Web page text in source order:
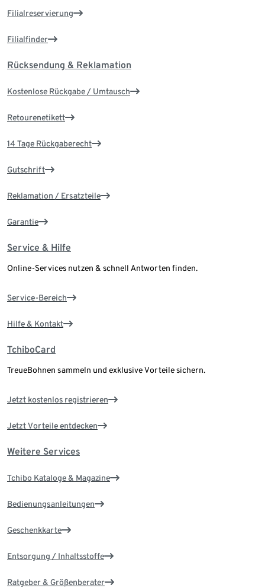
Filialreservierung
Filialfinder
Rücksendung & Reklamation
Kostenlose Rückgabe / Umtausch
Retourenetikett
14 Tage Rückgaberecht
Gutschrift
Reklamation / Ersatzteile
Garantie
Service & Hilfe
Online-Services nutzen & schnell Antworten finden.
Service-Bereich
Hilfe & Kontakt
TchiboCard
TreueBohnen sammeln und exklusive Vorteile sichern.
Jetzt kostenlos registrieren
Jetzt Vorteile entdecken
Weitere Services
Tchibo Kataloge & Magazine
Bedienungsanleitungen
Geschenkkarte
Entsorgung / Inhaltsstoffe
Ratgeber & Größenberater